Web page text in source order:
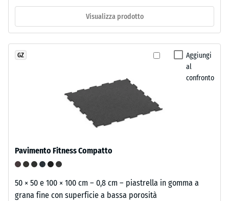
Visualizza prodotto
Aggiungi
al
confronto
GZ
Pavimento Fitness Compatto
50 × 50 e 100 × 100 cm – 0,8 cm – piastrella in gomma a
grana fine con superficie a bassa porosità